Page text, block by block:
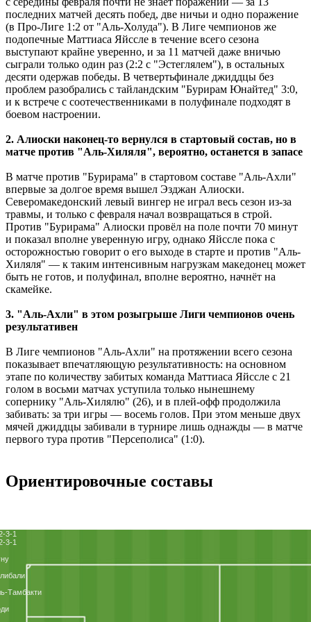
последних матчей десять побед, две ничьи и одно поражение
(в Про-Лиге 1:2 от "Аль-Холуда"). В Лиге чемпионов же
подопечные Маттиаса Яйссле в течение всего сезона
выступают крайне уверенно, и за 11 матчей даже вничью
сыграли только один раз (2:2 с "Эстеглялем"), в остальных
десяти одержав победы. В четвертьфинале джиддцы без
проблем разобрались с тайландским "Бурирам Юнайтед" 3:0,
и к встрече с соотечественниками в полуфинале подходят в
боевом настроении.
2. Алиоски наконец-то вернулся в стартовый состав, но в
матче против "Аль-Хиляля", вероятно, останется в запасе
В матче против "Бурирама" в стартовом составе "Аль-Ахли"
впервые за долгое время вышел Эзджан Алиоски.
Северомакедонский левый вингер не играл весь сезон из-за
травмы, и только с февраля начал возвращаться в строй.
Против "Бурирама" Алиоски провёл на поле почти 70 минут
и показал вполне уверенную игру, однако Яйссле пока с
осторожностью говорит о его выходе в старте и против "Аль-
Хиляля" — к таким интенсивным нагрузкам македонец может
быть не готов, и полуфинал, вполне вероятно, начнёт на
скамейке.
3. "Аль-Ахли" в этом розыгрыше Лиги чемпионов очень
результативен
В Лиге чемпионов "Аль-Ахли" на протяжении всего сезона
показывает впечатляющую результативность: на основном
этапе по количеству забитых команда Маттиаса Яйссле с 21
голом в восьми матчах уступила только нынешнему
сопернику "Аль-Хилялю" (26), и в плей-офф продолжила
забивать: за три игры — восемь голов. При этом меньше двух
мячей джиддцы забивали в турнире лишь однажды — в матче
первого тура против "Персеполиса" (1:0).
Ориентировочные составы
3-1
3-1
Тамбакти